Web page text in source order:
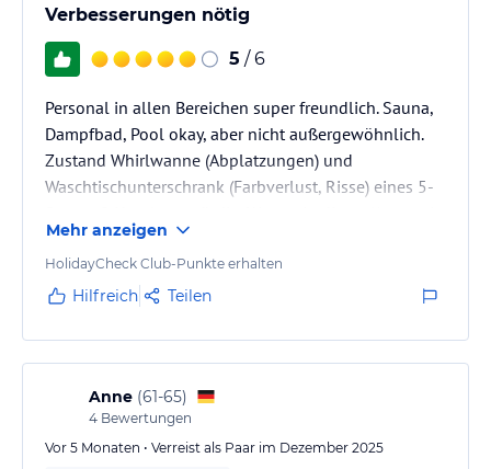
Verbesserungen nötig
5 / 6
Personal in allen Bereichen super freundlich. Sauna,
Dampfbad, Pool okay, aber nicht außergewöhnlich.
Zustand Whirlwanne (Abplatzungen) und
Waschtischunterschrank (Farbverlust, Risse) eines 5-
keine Absenkautomatik beim WC-Deckel? Für ältere
Herrschaften (70+) ist die Wanne wahrscheinlich zum
Duschen ungeeignet (Sturzgefahr). Beim Frühstück
Eierspeise erst nach der 2. Bestellung geliefert wurde
(zuvor vergessen...). Da…
Mehr anzeigen
HolidayCheck Club-Punkte erhalten
Hilfreich Teilen
Anne (61-65)
4 Bewertungen
Vor 5 Monaten • Verreist als Paar im Dezember 2025